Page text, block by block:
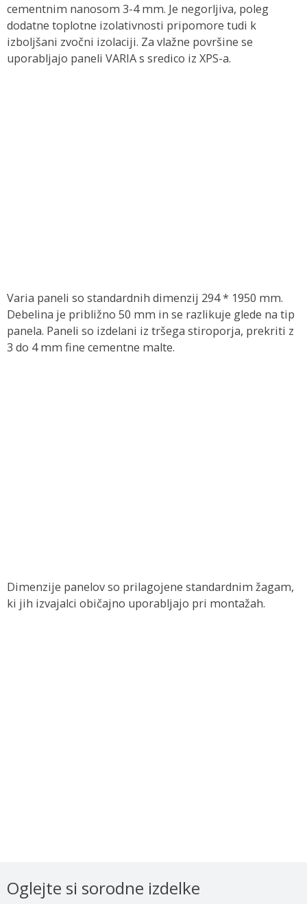
cementnim nanosom 3-4 mm. Je negorljiva, poleg
dodatne toplotne izolativnosti pripomore tudi k
izboljšani zvočni izolaciji. Za vlažne površine se
uporabljajo paneli VARIA s sredico iz XPS-a.
Varia paneli so standardnih dimenzij 294 * 1950 mm.
Debelina je približno 50 mm in se razlikuje glede na tip
panela. Paneli so izdelani iz tršega stiroporja, prekriti z
3 do 4 mm fine cementne malte.
Dimenzije panelov so prilagojene standardnim žagam,
ki jih izvajalci običajno uporabljajo pri montažah.
Oglejte si sorodne izdelke